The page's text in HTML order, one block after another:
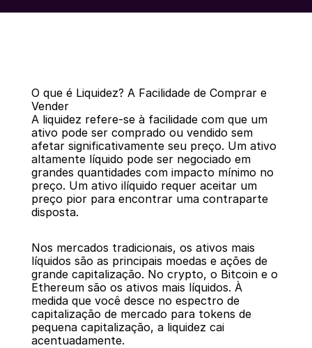
Voltar
O que é Liquidez? A Facilidade de Comprar e
Vender
A liquidez refere-se à facilidade com que um
ativo pode ser comprado ou vendido sem
afetar significativamente seu preço. Um ativo
altamente líquido pode ser negociado em
grandes quantidades com impacto mínimo no
preço. Um ativo ilíquido requer aceitar um
preço pior para encontrar uma contraparte
disposta.
Nos mercados tradicionais, os ativos mais
líquidos são as principais moedas e ações de
grande capitalização. No crypto, o Bitcoin e o
Ethereum são os ativos mais líquidos. À
medida que você desce no espectro de
capitalização de mercado para tokens de
pequena capitalização, a liquidez cai
acentuadamente.